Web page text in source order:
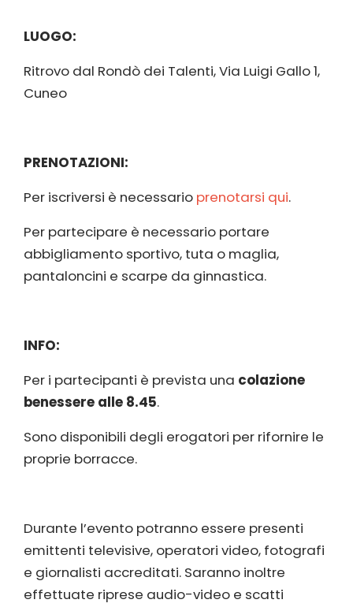
LUOGO:
Ritrovo dal Rondò dei Talenti, Via Luigi Gallo 1,
Cuneo
PRENOTAZIONI:
Per iscriversi è necessario prenotarsi qui.
Per partecipare è necessario portare
abbigliamento sportivo, tuta o maglia,
pantaloncini e scarpe da ginnastica.
INFO:
Per i partecipanti è prevista una colazione
benessere alle 8.45.
Sono disponibili degli erogatori per rifornire le
proprie borracce.
Durante l’evento potranno essere presenti
emittenti televisive, operatori video, fotografi
e giornalisti accreditati. Saranno inoltre
effettuate riprese audio-video e scatti